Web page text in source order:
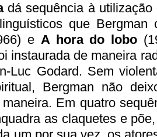
dá sequência à
que Bergman
e A hora do lobo
instaurada de maneira
Luc Godard. Sem
Bergman não
Em quatro
as claquetes e